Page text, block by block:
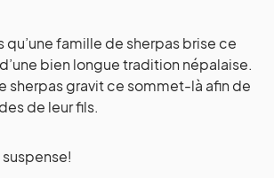
famille de sherpas brise ce
bien longue tradition népalaise.
sherpas gravit ce sommet-là afin de
de leur fils.